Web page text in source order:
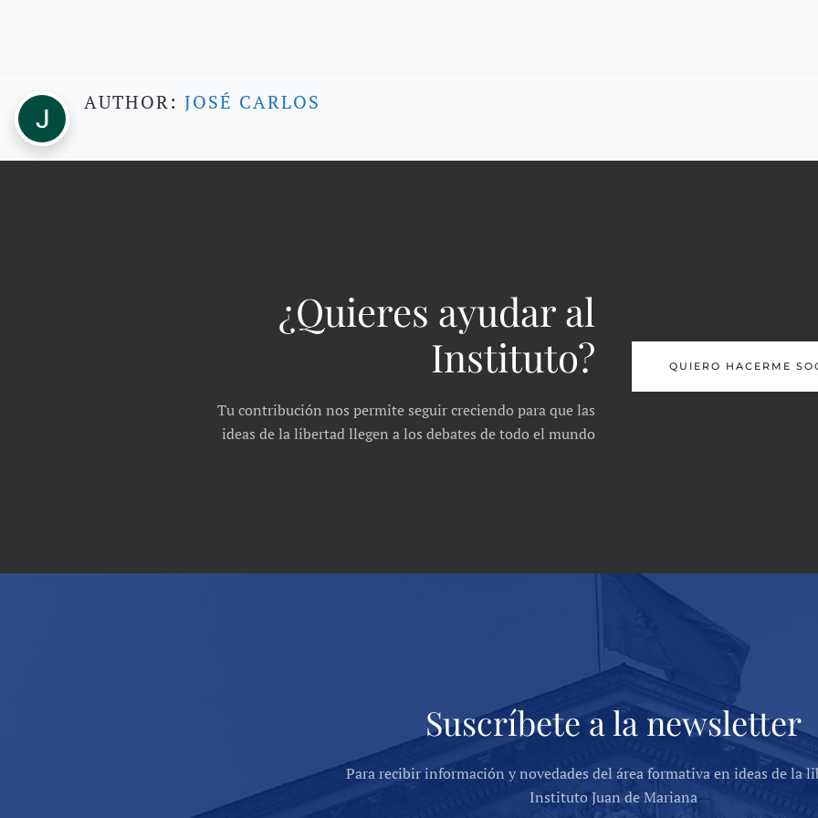
AUTHOR: JOSÉ CARLOS
¿Quieres ayudar al
Instituto?
Tu contribución nos permite seguir creciendo para que las
ideas de la libertad llegen a los debates de todo el mundo
QUIERO HACERME
Suscríbete a la newsletter
Para recibir información y novedades del área formativa en ideas de la
Instituto Juan de Mariana